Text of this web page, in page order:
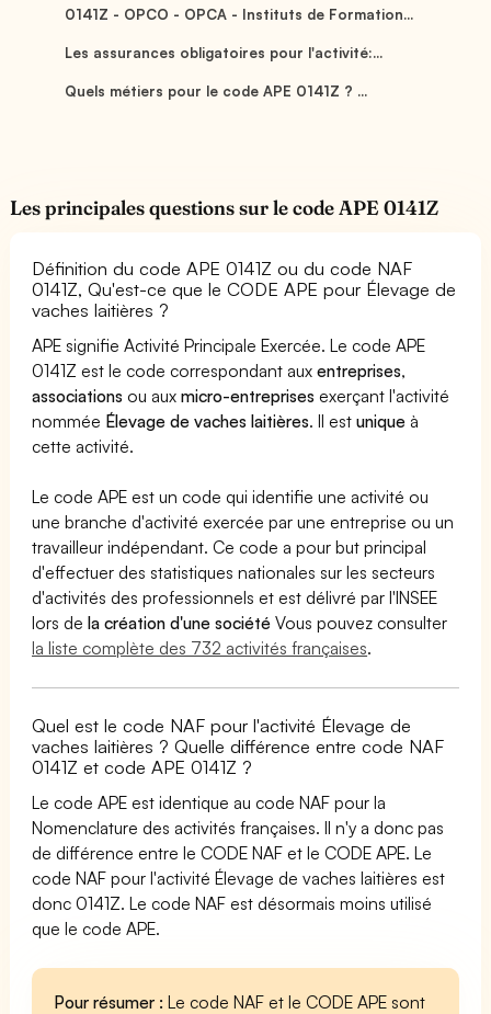
0141Z - OPCO - OPCA - Instituts de Formation...
Les assurances obligatoires pour l'activité:...
Quels métiers pour le code APE 0141Z ? ...
Les principales questions sur le code APE 0141Z
Définition du code APE 0141Z ou du code NAF
0141Z, Qu'est-ce que le CODE APE pour Élevage de
vaches laitières ?
APE signifie Activité Principale Exercée. Le code APE
0141Z est le code correspondant auxentreprises,
associations ou auxmicro-entreprises exerçant l'activité
nommée Élevage de vaches laitières. Il estunique à
cette activité.
Le code APE est un code qui identifie une activité ou
une branche d'activité exercée par une entreprise ou un
travailleur indépendant. Ce code a pour but principal
d'effectuer des statistiques nationales sur les secteurs
d'activités des professionnels et est délivré par l'INSEE
lors dela création d'une société Vous pouvez consulter
la liste complète des 732 activités françaises.
Quel est le code NAF pour l'activité Élevage de
vaches laitières ? Quelle différence entre code NAF
0141Z et code APE 0141Z ?
Le code APE est identique au code NAF pour la
Nomenclature des activités françaises. Il n'y a donc pas
de différence entre le CODE NAF et le CODE APE. Le
code NAF pour l'activité Élevage de vaches laitières est
donc 0141Z. Le code NAF est désormais moins utilisé
que le code APE.
Pour résumer : Le code NAF et le CODE APE sont